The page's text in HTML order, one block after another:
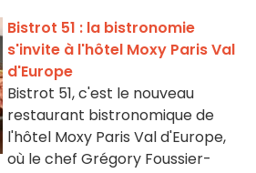
Bistrot 51 : la bistronomie
s'invite à l'hôtel Moxy Paris Val
d'Europe
Bistrot 51, c'est le nouveau
restaurant bistronomique de
l'hôtel Moxy Paris Val d'Europe,
où le chef Grégory Foussier-